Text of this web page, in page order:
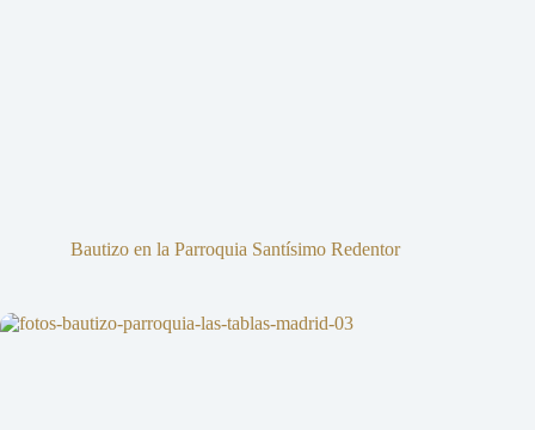
Bautizo en la Parroquia Santísimo Redentor